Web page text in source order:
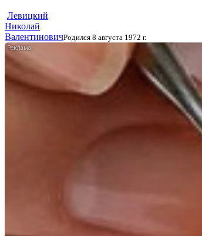
Левицкий
Николай
ВалентиновичРодился 8 августа 1972 г.